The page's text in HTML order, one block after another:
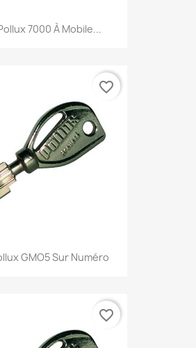
7000 À Mobile...
GMO5 Sur Numéro
favorite_border
favorite_border